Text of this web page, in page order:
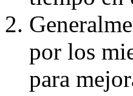
por los
para